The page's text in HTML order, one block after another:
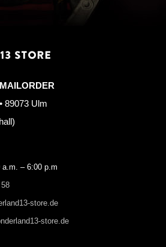
STORE
89073 Ulm
a.m. – 6:00 p.m
store.de
store.de